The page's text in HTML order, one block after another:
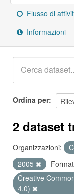
Flusso di
Informazioni
Ordina per
2 dataset
Organizzazioni:
2005
Creative
4.0)